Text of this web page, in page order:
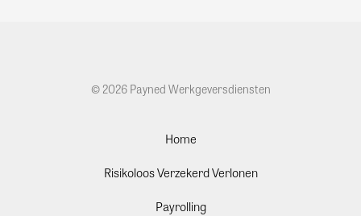
© 2026 Payned Werkgeversdiensten
Home
Risikoloos Verzekerd Verlonen
Payrolling